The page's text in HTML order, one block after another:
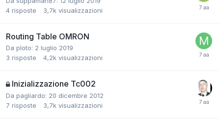
4 risposte 3,7k visualizzazioni
Routing Table OMRON
Da ploto: 2 luglio 2019
3 risposte 4,2k visualizzazioni
Inizializzazione Tc002
Da pagliardo: 20 dicembre 2012
7 risposte 3,7k visualizzazioni